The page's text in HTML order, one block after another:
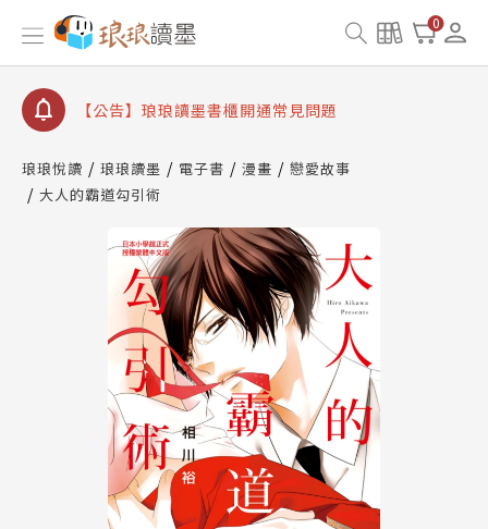
0
查詢
【公告】琅琅讀墨數位閱讀資產合併與書櫃開通申請
【公告】琅琅書店服務升級重要說明及資產合併結果
查詢
【公告】琅琅讀墨數位閱讀資產合併與書櫃開通申請
琅琅悅讀 琅琅讀墨 電子書 漫畫
戀愛故事
大人的霸道勾引術